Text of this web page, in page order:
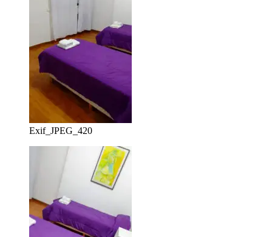
Exif_JPEG_420